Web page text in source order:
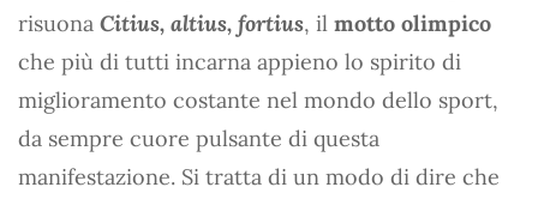
risuona Citius, altius, fortius, il motto olimpico
che più di tutti incarna appieno lo spirito di
miglioramento costante nel mondo dello sport,
da sempre cuore pulsante di questa
manifestazione. Si tratta di un modo di dire che